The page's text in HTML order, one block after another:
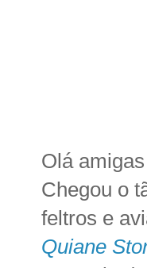
Olá
Chegou o
feltros e
Quiane